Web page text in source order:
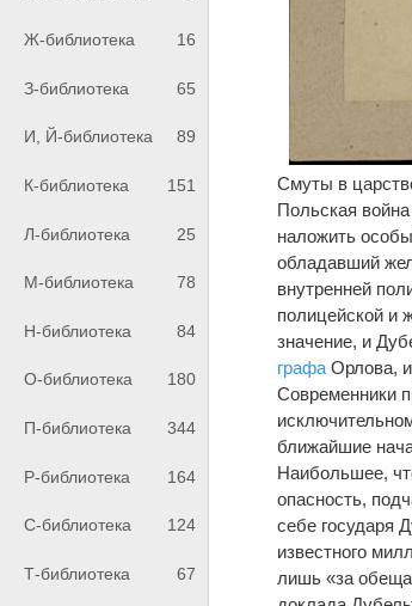
Ж-библиотека 16
З-библиотека 65
И, Й-библиотека 89
К-библиотека 151
Л-библиотека 25
М-библиотека 78
Н-библиотека 84
О-библиотека 180
П-библиотека 344
Р-библиотека 164
С-библиотека 124
Т-библиотека 67
Смуты в
Польская
наложить
обладавший
внутренней
полицейской и
значение, и
графа Орлова,
Современники
ближайшие
Наибольшее,
опасность,
себе государя
известного
лишь «за